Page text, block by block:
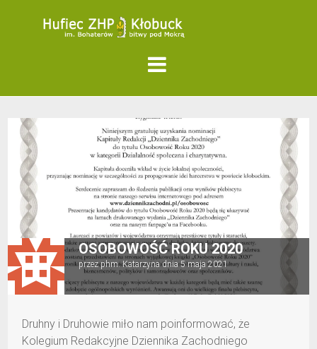
OSOBOWOŚĆ ROKU 2020
przezphm. Katarzynadnia5 maja 2021
Druhny i Druhowie miło nam poinformować, że
Kolegium Redakcyjne Dziennika Zachodniego